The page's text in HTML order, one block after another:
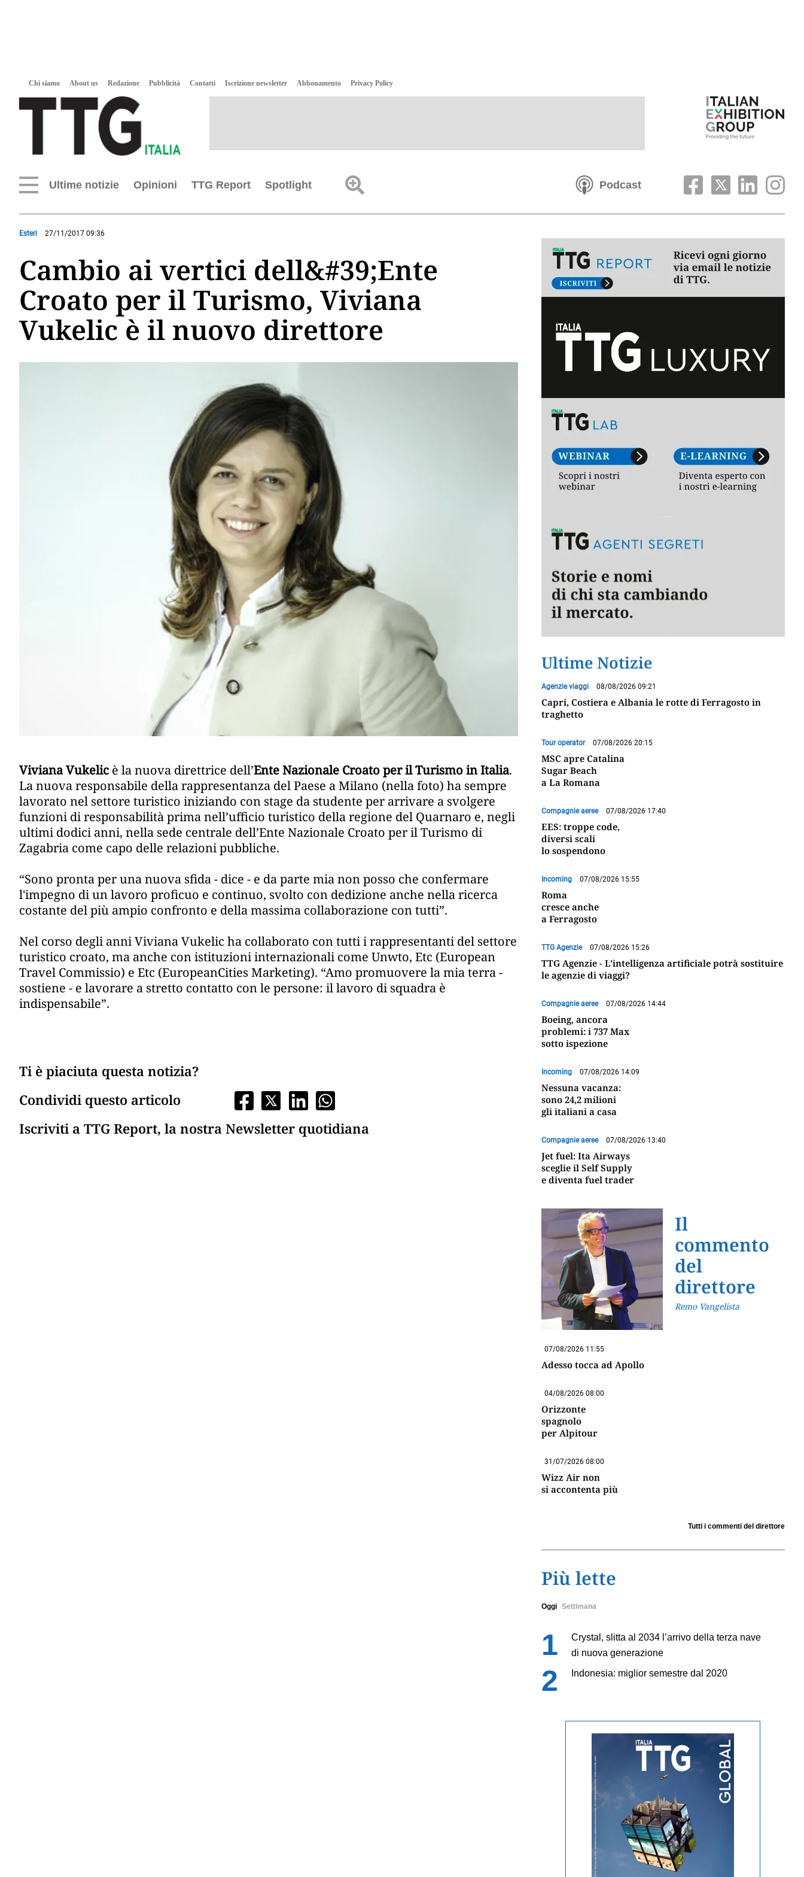
Chi siamo About us Redazione Pubblicità Contatti Iscrizione newsletter Abbonamento Privacy Policy
Ultime notizie Opinioni TTG Report Spotlight Podcast
Esteri 27/11/2017 09:36
Cambio ai vertici dell&#39;Ente
Croato per il Turismo, Viviana
Vukelic è il nuovo direttore
Viviana Vukelic è la nuova direttrice dell’Ente Nazionale Croato per il Turismo in Italia.
La nuova responsabile della rappresentanza del Paese a Milano (nella foto) ha sempre
lavorato nel settore turistico iniziando con stage da studente per arrivare a svolgere
funzioni di responsabilità prima nell’ufficio turistico della regione del Quarnaro e, negli
ultimi dodici anni, nella sede centrale dell’Ente Nazionale Croato per il Turismo di
Zagabria come capo delle relazioni pubbliche.
“Sono pronta per una nuova sfida - dice - e da parte mia non posso che confermare
l'impegno di un lavoro proficuo e continuo, svolto con dedizione anche nella ricerca
costante del più ampio confronto e della massima collaborazione con tutti”.
Nel corso degli anni Viviana Vukelic ha collaborato con tutti i rappresentanti del settore
turistico croato, ma anche con istituzioni internazionali come Unwto, Etc (European
Travel Commissio) e Etc (EuropeanCities Marketing). “Amo promuovere la mia terra -
sostiene - e lavorare a stretto contatto con le persone: il lavoro di squadra è
indispensabile”.
Ti è piaciuta questa notizia?
Condividi questo articolo
Iscriviti a TTG Report, la nostra Newsletter quotidiana
Ultime Notizie
Agenzie viaggi 08/08/2026 09:21
Capri, Costiera e Albania le rotte di Ferragosto in
traghetto
Tour operator 07/08/2026 20:15
MSC apre Catalina
Sugar Beach
a La Romana
Compagnie aeree 07/08/2026 17:40
EES: troppe code,
diversi scali
lo sospendono
Incoming 07/08/2026 15:55
Roma
cresce anche
a Ferragosto
TTG Agenzie 07/08/2026 15:26
TTG Agenzie - L’intelligenza artificiale potrà sostituire
le agenzie di viaggi?
Compagnie aeree 07/08/2026 14:44
Boeing, ancora
problemi: i 737 Max
sotto ispezione
Incoming 07/08/2026 14:09
Nessuna vacanza:
sono 24,2 milioni
gli italiani a casa
Compagnie aeree 07/08/2026 13:40
Jet fuel: Ita Airways
sceglie il Self Supply
e diventa fuel trader
Il
commento
del
direttore
Remo Vangelista
07/08/2026 11:55
Adesso tocca ad Apollo
04/08/2026 08:00
Orizzonte
spagnolo
per Alpitour
31/07/2026 08:00
Wizz Air non
si accontenta più
Tutti i commenti del direttore
Più lette
Oggi Settimana
Crystal, slitta al 2034 l’arrivo della terza nave
di nuova generazione
Indonesia: miglior semestre dal 2020